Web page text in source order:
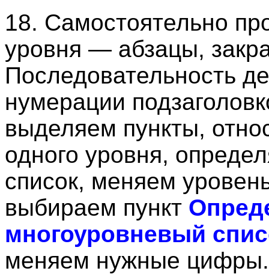
18. Самостоятельно
уровня — абзацы,
Последовательность
нумерации
выделяем пункты,
одного уровня,
список, меняем
выбираем пункт
многоуровневый
меняем нужные цифры.